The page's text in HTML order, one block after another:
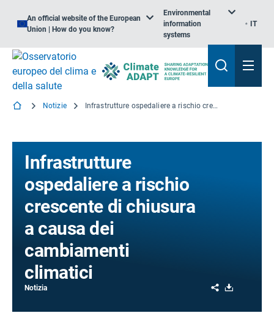
An official website of the European
Union | How do you know?
Environmental
information
systems
IT
Notizie Infrastrutture ospedaliere a rischio crescente di chiusura a causa dei cambiamenti climatici
Infrastrutture
ospedaliere a rischio
crescente di chiusura
a causa dei
cambiamenti
climatici
Notizia Share